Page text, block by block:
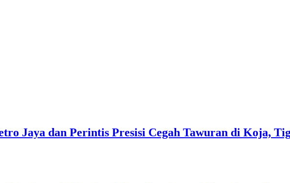
Jaya dan Perintis Presisi Cegah Tawuran di Koja,